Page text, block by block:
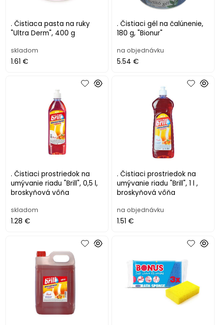
. Čistiaca pasta na ruky
"Ultra Derm", 400 g
skladom
1.61 €
. Čistiaci gél na čalúnenie,
180 g, "Bionur"
na objednávku
5.54 €
. Čistiaci prostriedok na
umývanie riadu "Brill", 0,5 l,
broskyňová vôňa
skladom
1.28 €
. Čistiaci prostriedok na
umývanie riadu "Brill", 1 l ,
broskyňová vôňa
na objednávku
1.51 €